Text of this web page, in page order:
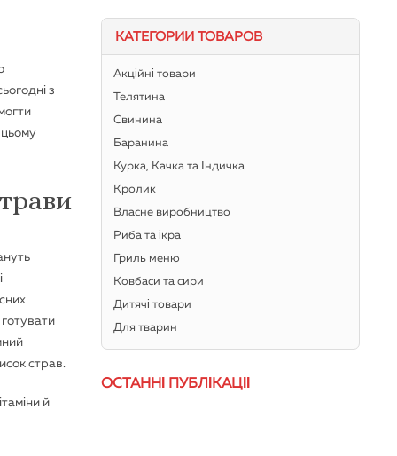
з
страв.
й
КАТЕГОРИИ ТОВАРОВ
Акційні товари
Телятина
Свинина
Баранина
Курка, Качка та Індичка
Кролик
Власне виробництво
Риба та ікра
Гриль меню
Ковбаси та сири
Дитячі товари
Для тварин
ОСТАННІ ПУБЛІКАЦІЇ